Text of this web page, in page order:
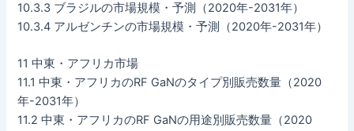
10.3.3 ブラジルの市場規模・予測（2020年-2031年）
10.3.4 アルゼンチンの市場規模・予測（2020年-2031年）
11 中東・アフリカ市場
11.1 中東・アフリカのRF GaNのタイプ別販売数量（2020
年-2031年）
11.2 中東・アフリカのRF GaNの用途別販売数量（2020